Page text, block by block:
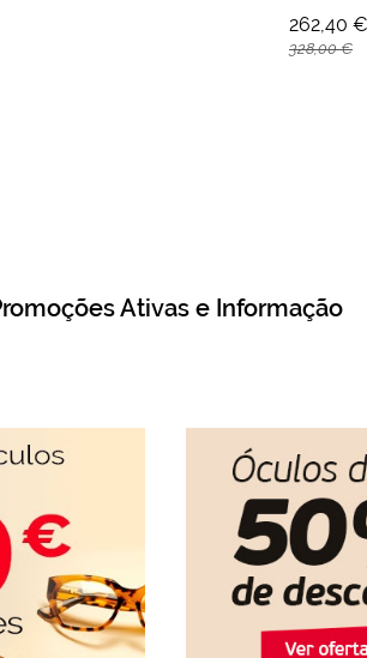
262,40 €
328,00 €
Ativas e Informação